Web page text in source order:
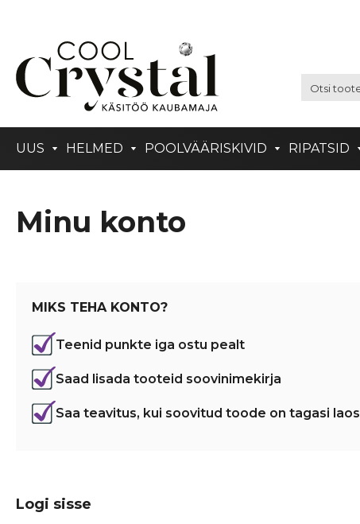
UUS HELMED POOLVÄÄRISKIVID RIPATSID
Minu konto
MIKS TEHA KONTO?
Teenid punkte iga ostu pealt
Saad lisada tooteid soovinimekirja
Saa teavitus, kui soovitud toode on tagasi laos
Logi sisse